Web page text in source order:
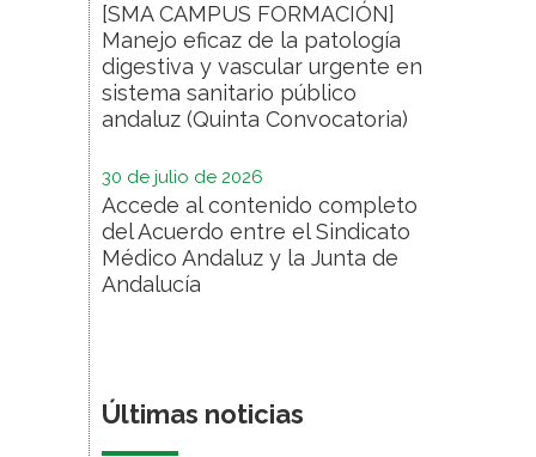
[SMA CAMPUS FORMACIÓN]
Manejo eficaz de la patología
digestiva y vascular urgente en
sistema sanitario público
andaluz (Quinta Convocatoria)
30 de julio de 2026
Accede al contenido completo
del Acuerdo entre el Sindicato
Médico Andaluz y la Junta de
Andalucía
Últimas noticias